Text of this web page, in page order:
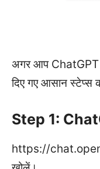
अगर आप ChatGPT
दिए गए आसान स्टेप्स
Step 1:
https://